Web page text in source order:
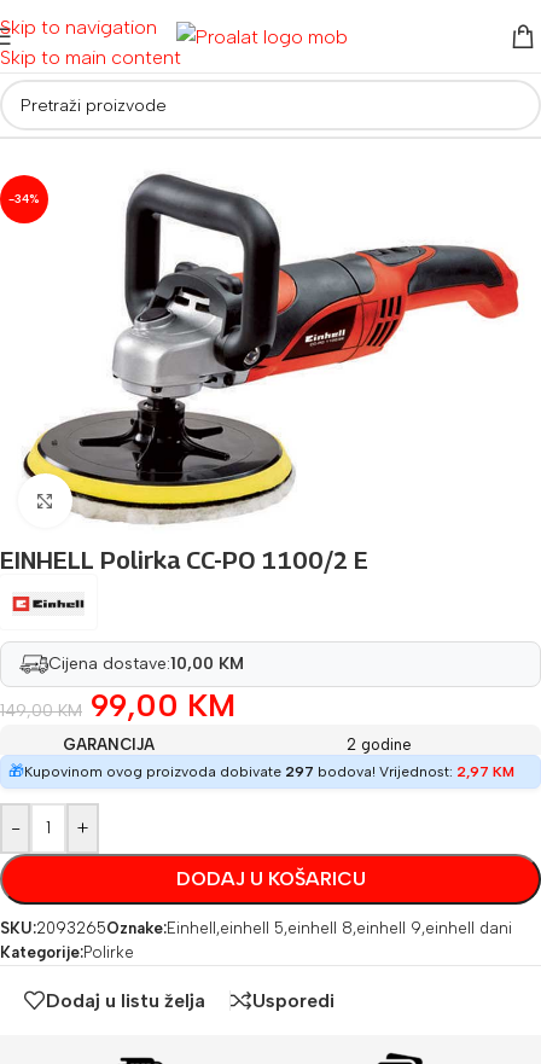
Skip to navigation
Skip to main content
Početna/ Auto detailing i oprema
-34%
Povećaj sliku
EINHELL Polirka CC-PO 1100/2 E
Cijena dostave:10,00 KM
149,00KM 99,00 KM
GARANCIJA
2 godine
🎁Kupovinom ovog proizvoda dobivate 297 bodova! Vrijednost: 2,97 KM
- +
DODAJ U KOŠARICU
SKU:2093265Oznake:Einhell ,einhell 5,einhell 8,einhell 9,einhell dani
Kategorije:Polirke
Dodaj u listu želja Usporedi